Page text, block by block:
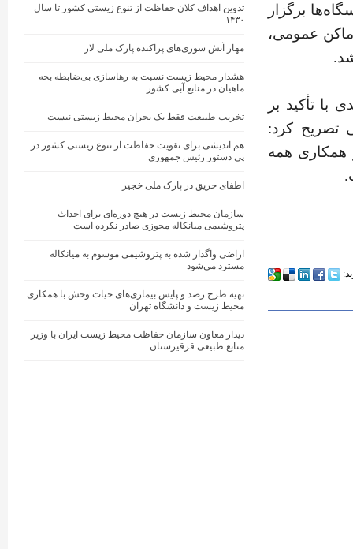
برگزار
عمومی،
تأکید بر
تصریح کرد:
همه‌
تدوین اهداف کلان حفاظت از تنوع زیستی کشور تا سال
۱۴۳۰
مهار آتش‌ سوزی‌های پراکنده پارک ملی لار
هشدار محیط زیست نسبت به رهاسازی بی‌ضابطه بچه
ماهیان در منابع آبی کشور
تخریب طبیعت فقط یک بحران محیط زیستی نیست
هم اندیشی برای تقویت حفاظت از تنوع زیستی کشور در
پی دستور رئیس جمهوری
اطفای حریق در پارک ملی خجیر
سازمان محیط زیست در هیچ دوره‌ای برای احداث
پتروشیمی میانکاله مجوزی صادر نکرده است
اراضی واگذار شده به پتروشیمی موسوم به میانکاله
مسترد می‌شود
تهیه طرح رصد و پایش بیماری‌های حیات وحش با همکاری
محیط زیست و دانشگاه تهران
دیدار معاون سازمان حفاظت محیط زیست ایران با وزیر
منابع طبیعی قرقیزستان